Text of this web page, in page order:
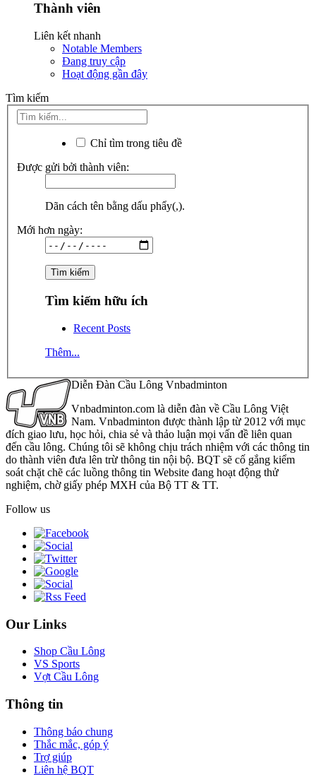
Thành viên
Liên kết nhanh
Notable Members
Đang truy cập
Hoạt động gần đây
Tìm kiếm
Chỉ tìm trong tiêu đề
Được gửi bởi thành viên:
Dãn cách tên bằng dấu phẩy(,).
Mới hơn ngày:
Tìm kiếm hữu ích
Recent Posts
Thêm...
Diễn Đàn Cầu Lông Vnbadminton
Vnbadminton.com là diễn đàn về Cầu Lông Việt
Nam. Vnbadminton được thành lập từ 2012 với mục
đích giao lưu, học hỏi, chia sẻ và thảo luận mọi vấn đề liên quan
đến cầu lông. Chúng tôi sẽ không chịu trách nhiệm với các thông tin
do thành viên đưa lên trừ thông tin nội bộ. BQT sẽ cố gắng kiểm
soát chặt chẽ các luồng thông tin Website đang hoạt động thử
nghiệm, chờ giấy phép MXH của Bộ TT & TT.
Follow us
Our Links
Shop Cầu Lông
VS Sports
Vợt Cầu Lông
Thông tin
Thông báo chung
Thắc mắc, góp ý
Trợ giúp
Liên hệ BQT